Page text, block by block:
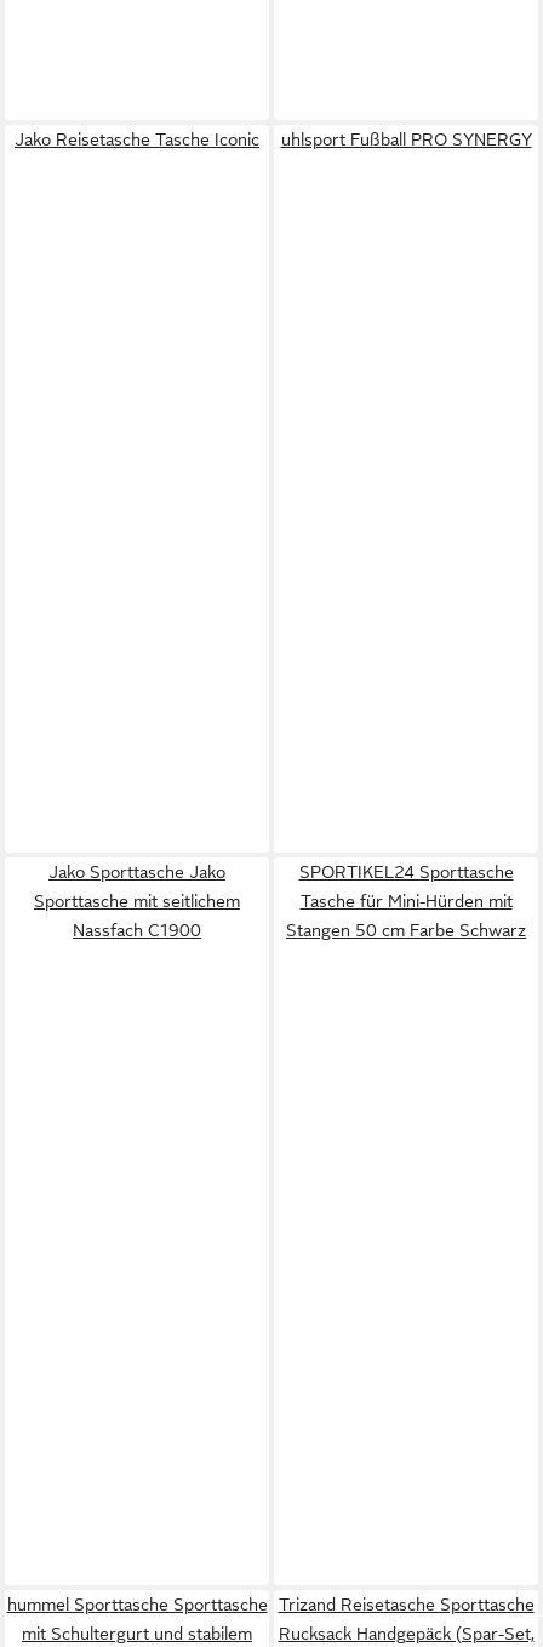
Jako Reisetasche Tasche Iconic uhlsport Fußball PRO SYNERGY
Jako Sporttasche Jako
Sporttasche mit seitlichem
Nassfach C1900
SPORTIKEL24 Sporttasche
Tasche für Mini-Hürden mit
Stangen 50 cm Farbe Schwarz
hummel Sporttasche Sporttasche
mit Schultergurt und stabilem
Trizand Reisetasche Sporttasche
Rucksack Handgepäck (Spar-Set,